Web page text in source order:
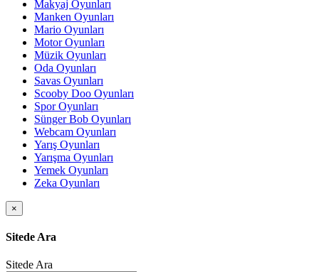
Makyaj Oyunları
Manken Oyunları
Mario Oyunları
Motor Oyunları
Müzik Oyunları
Oda Oyunları
Savas Oyunları
Scooby Doo Oyunları
Spor Oyunları
Sünger Bob Oyunları
Webcam Oyunları
Yarış Oyunları
Yarışma Oyunları
Yemek Oyunları
Zeka Oyunları
×
Sitede Ara
Sitede Ara